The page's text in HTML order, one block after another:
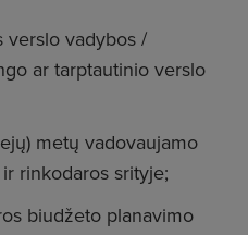
verslo vadybos /
ar tarptautinio verslo
metų vadovaujamo
rinkodaros srityje;
biudžeto planavimo